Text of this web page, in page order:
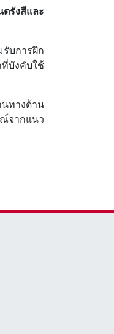
รังสีและ
บการฝึก
บังคับใช้
ทางด้าน
จากแนว